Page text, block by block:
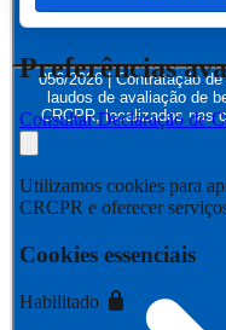
056/2026 | Contratação
laudos de avaliação de
CRCPR, localizados nas
Preferências
Consultar Declaração de
Utilizamos cookies para
CRCPR e oferecer
Cookies essenciais
Habilitado